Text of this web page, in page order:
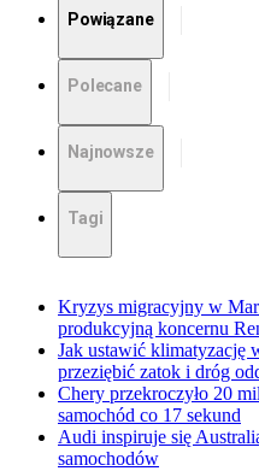
Powiązane
Polecane
Najnowsze
Tagi
Kryzys migracyjny w
produkcyjną koncernu
Jak ustawić klimatyzację
przeziębić zatok i dróg
Chery przekroczyło 20
samochód co 17 sekund
Audi inspiruje się
samochodów